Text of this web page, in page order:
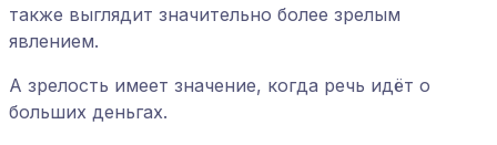
также выглядит значительно более зрелым
явлением.
А зрелость имеет значение, когда речь идёт о
больших деньгах.